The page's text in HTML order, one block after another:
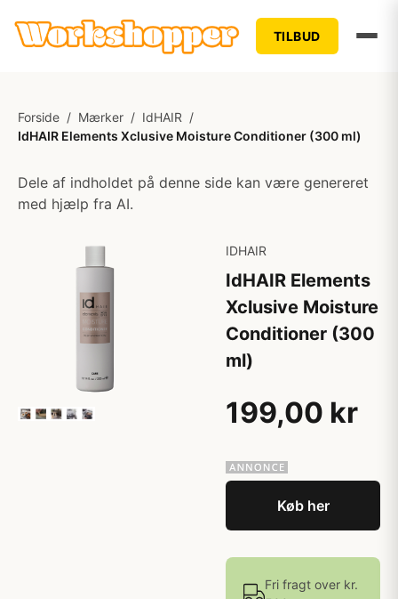
TILBUD
Forside / Mærker / IdHAIR /
IdHAIR Elements Xclusive Moisture Conditioner (300 ml)
Dele af indholdet på denne side kan være genereret
med hjælp fra AI.
IDHAIR
IdHAIR Elements
Xclusive Moisture
Conditioner (300
ml)
199,00 kr
Køb her
Fri fragt over kr.